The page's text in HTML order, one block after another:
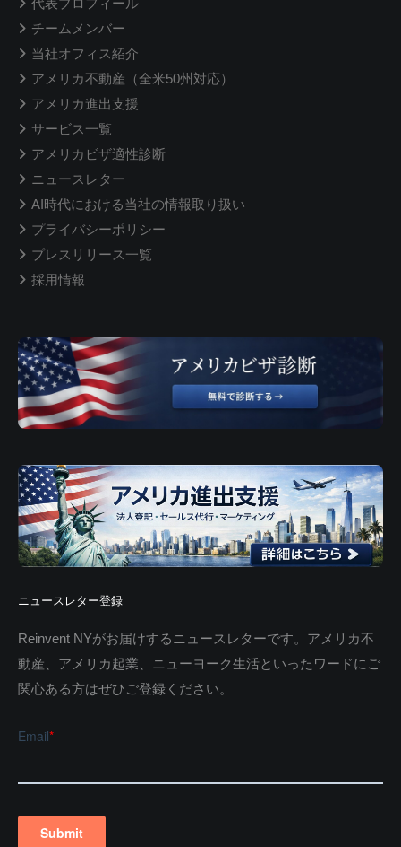
代表プロフィール
チームメンバー
当社オフィス紹介
アメリカ不動産（全米50州対応）
アメリカ進出支援
サービス一覧
アメリカビザ適性診断
ニュースレター
AI時代における当社の情報取り扱い
プライバシーポリシー
プレスリリース一覧
採用情報
ニュースレター登録
Reinvent NYがお届けするニュースレターです。アメリカ不
動産、アメリカ起業、ニューヨーク生活といったワードにご
関心ある方はぜひご登録ください。